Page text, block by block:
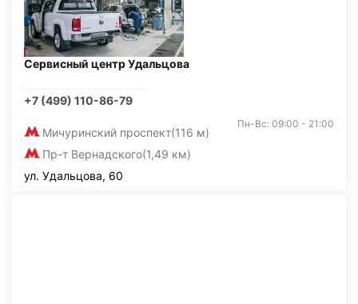
Сервисный центр Удальцова
+7 (499) 110-86-79
Мичуринский проспект(116 м)
Пр-т Вернадского(1,49 км)
Пн-Вс: 09:00 - 21:00
ул. Удальцова, 60